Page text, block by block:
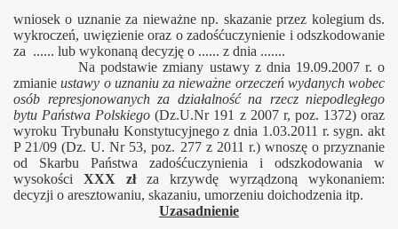
wniosek o uznanie za nieważne np. skazanie przez kolegium ds.
wykroczeń, uwięzienie oraz o zadośćuczynienie i odszkodowanie
za ...... lub wykonaną decyzję o ...... z dnia .......
Na podstawie zmiany ustawy z dnia 19.09.2007 r. o
zmianieustawy o uznaniu za nieważne orzeczeń wydanych wobec
osób represjonowanych za działalność na rzecz niepodległego
bytu Państwa Polskiego (Dz.U.Nr 191 z 2007 r, poz. 1372) oraz
wyroku Trybunału Konstytucyjnego z dnia 1.03.2011 r. sygn. akt
P 21/09 (Dz. U. Nr 53, poz. 277 z 2011 r.) wnoszę o przyznanie
od Skarbu Państwa zadośćuczynienia i odszkodowania w
wysokości XXX złza krzywdę wyrządzoną wykonaniem:
decyzji o aresztowaniu, skazaniu, umorzeniu doichodzenia itp.
Uzasadnienie